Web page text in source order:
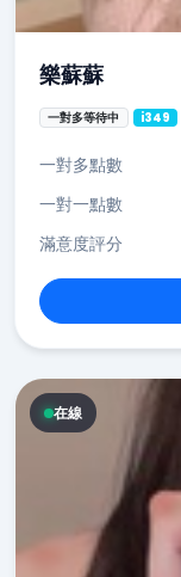
樂蘇蘇
一對多等待中 i349
一對多點數
一對一點數
滿意度評分
在線